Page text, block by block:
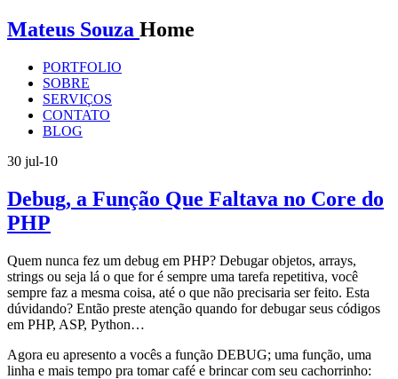
Mateus Souza Home
PORTFOLIO
SOBRE
SERVIÇOS
CONTATO
BLOG
30 jul-10
Debug, a Função Que Faltava no Core do
PHP
Quem nunca fez um debug em PHP? Debugar objetos, arrays,
strings ou seja lá o que for é sempre uma tarefa repetitiva, você
sempre faz a mesma coisa, até o que não precisaria ser feito. Esta
dúvidando? Então preste atenção quando for debugar seus códigos
em PHP, ASP, Python…
Agora eu apresento a vocês a função DEBUG; uma função, uma
linha e mais tempo pra tomar café e brincar com seu cachorrinho: